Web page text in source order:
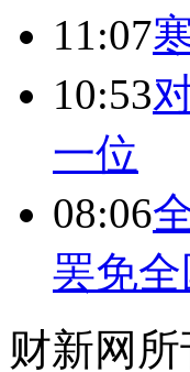
11:07
10:53
一位
08:06
罢免
财新网